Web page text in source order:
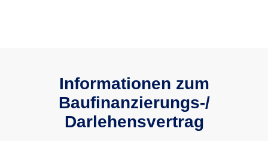
Informationen zum
Baufinanzie­rungs-/
Darlehensvertrag